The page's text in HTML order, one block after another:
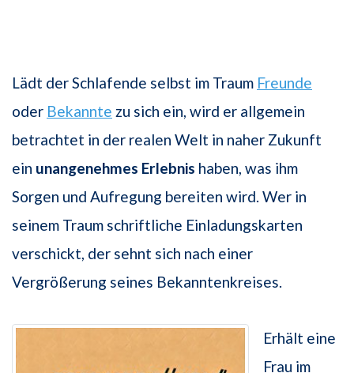
Lädt der Schlafende selbst im Traum Freunde
oder Bekannte zu sich ein, wird er allgemein
betrachtet in der realen Welt in naher Zukunft
ein unangenehmes Erlebnis haben, was ihm
Sorgen und Aufregung bereiten wird. Wer in
seinem Traum schriftliche Einladungskarten
verschickt, der sehnt sich nach einer
Vergrößerung seines Bekanntenkreises.
Erhält eine
Frau im